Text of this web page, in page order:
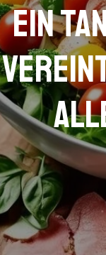
Ein
vereint